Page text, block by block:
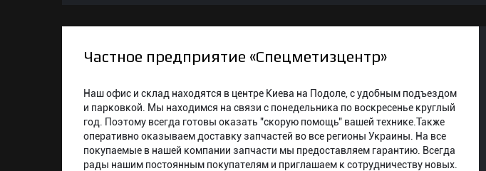
Частное предприятие «Спецметизцентр»
Наш офис и склад находятся в центре Киева на Подоле, с удобным подъездом
и парковкой. Мы находимся на связи с понедельника по воскресенье круглый
год. Поэтому всегда готовы оказать "скорую помощь" вашей технике.Также
оперативно оказываем доставку запчастей во все регионы Украины. На все
покупаемые в нашей компании запчасти мы предоставляем гарантию. Всегда
рады нашим постоянным покупателям и приглашаем к сотрудничеству новых.